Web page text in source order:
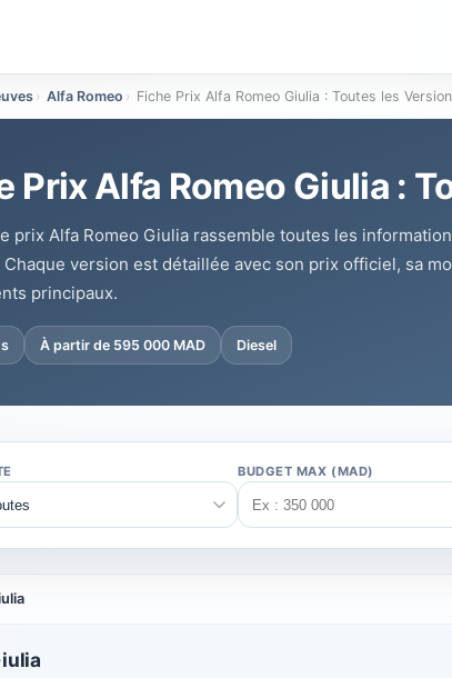
› Alfa Romeo › Fiche Prix Alfa Romeo Giulia : Toutes les
Prix Alfa Romeo Giulia :
prix Alfa Romeo Giulia rassemble toutes les
Chaque version est détaillée avec son prix officiel, sa
principaux.
À partir de 595 000 MAD Diesel
BUDGET MAX (MAD)